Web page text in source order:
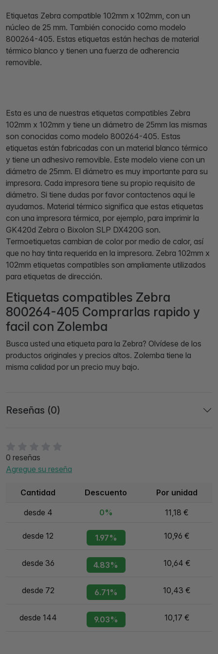
0 reseñas
Agregue su reseña
Cantidad Descuento Por unidad
desde 4 0% 11,18 €
desde 12 1.97% 10,96 €
desde 36 4.83% 10,64 €
desde 72 6.71% 10,43 €
desde 144 9.03% 10,17 €
Etiquetas Zebra compatible 102mm x 102mm, con un
núcleo de 25 mm. También conocido como modelo
800264-405. Estas etiquetas están hechas de material
térmico blanco y tienen una fuerza de adherencia
removible.
Esta es una de nuestras etiquetas compatibles Zebra
102mm x 102mm y tiene un diámetro de 25mm las mismas
son conocidas como modelo 800264-405. Estas
etiquetas están fabricadas con un material blanco térmico
y tiene un adhesivo removible. Este modelo viene con un
diámetro de 25mm. El diámetro es muy importante para su
impresora. Cada impresora tiene su propio requisito de
diámetro. Si tiene dudas por favor contactenos aqui le
ayudamos. Material térmico significa que estas etiquetas
con una impresora térmica, por ejemplo, para imprimir la
GK420d Zebra o Bixolon SLP DX420G son.
Termoetiquetas cambian de color por medio de calor, así
que no hay tinta requerida en la impresora. Zebra 102mm x
102mm etiquetas compatibles son ampliamente utilizados
para etiquetas de dirección.
Etiquetas compatibles Zebra
800264-405 Comprarlas rapido y
facil con Zolemba
Busca usted una etiqueta para la Zebra? Olvídese de los
productos originales y precios altos. Zolemba tiene la
misma calidad por un precio muy bajo.
Reseñas (0)